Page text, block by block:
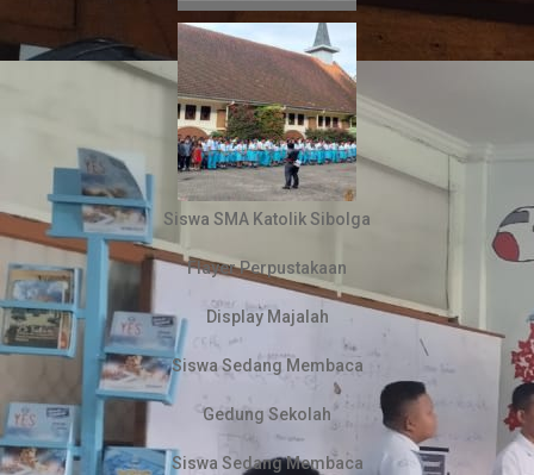
Siswa SMA Katolik Sibolga
Flayer Perpustakaan
Display Majalah
Siswa Sedang Membaca
Gedung Sekolah
Siswa Sedang Membaca